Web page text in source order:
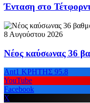
Ένταση στο
8 Αυγούστου 2026
Νέος καύσωνας 36
Ant1 ΚΡΗΤΗΣ 95.8
YouTube
Facebook
X